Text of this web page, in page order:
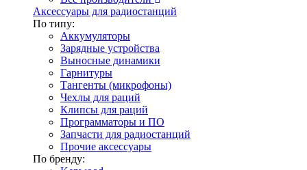
Аксессуары для радиостанций
По типу:
Аккумуляторы
Зарядные устройства
Выносные динамики
Гарнитуры
Тангенты (микрофоны)
Чехлы для раций
Клипсы для раций
Программаторы и ПО
Запчасти для радиостанций
Прочие аксессуары
По бренду: